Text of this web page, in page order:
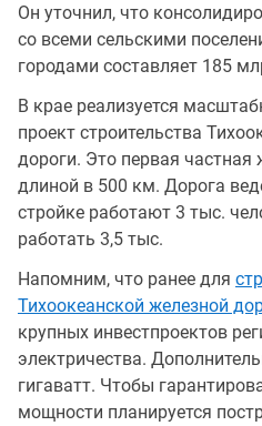
Он уточнил, что
со всеми сельскими
городами составляет 185
В крае реализуется
проект строительства
дороги. Это первая частная
длиной в 500 км. Дорога
стройке работают 3 тыс.
работать 3,5 тыс.
Напомним, что ранее для
Тихоокеанской железной
крупных инвестпроектов
электричества.
гигаватт. Чтобы
мощности планируется